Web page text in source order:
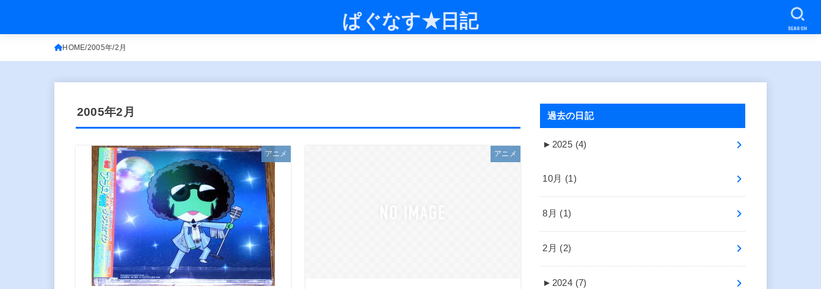
ぱぐなす★日記 SEARCH
HOME 2005年 2月
2005年2月
アニメ アニメ
過去の日記
► 2025 (4)
10月 (1)
8月 (1)
2月 (2)
► 2024 (7)